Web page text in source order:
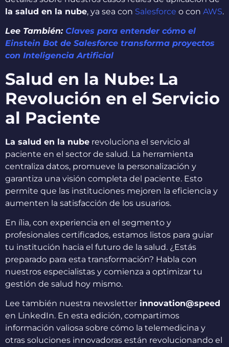
la salud en la nube, ya sea con Salesforce o con AWS.
Lee También: Claves para entender cómo el
Einstein Bot de Salesforce transforma proyectos
con Inteligencia Artificial
Salud en la Nube: La
Revolución en el Servicio
al Paciente
La salud en la nube revoluciona el servicio al
paciente en el sector de salud. La herramienta
centraliza datos, promueve la personalización y
garantiza una visión completa del paciente. Esto
permite que las instituciones mejoren la eficiencia y
aumenten la satisfacción de los usuarios.
En ília, con experiencia en el segmento y
profesionales certificados, estamos listos para guiar
tu institución hacia el futuro de la salud. ¿Estás
preparado para esta transformación? Habla con
nuestros especialistas y comienza a optimizar tu
gestión de salud hoy mismo.
Lee también nuestra newsletter innovation@speed
en LinkedIn. En esta edición, compartimos
información valiosa sobre cómo la telemedicina y
otras soluciones innovadoras están revolucionando el